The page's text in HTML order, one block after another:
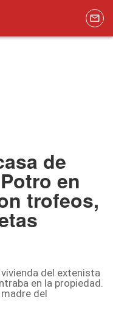
de
en
trofeos,
del extenista
en la propiedad.
del